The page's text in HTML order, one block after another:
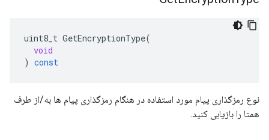
uint8_t GetEncryptionType(
void
) const
نوع رمزگذاری پیام مورد استفاده در هنگام رمزگذاری پیام ها به/از طرف
همتا را بازیابی کنید.